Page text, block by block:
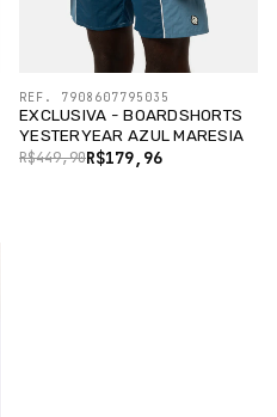
EXCLUSIVA - BOARDSHORTS
YESTERYEAR AZUL MARESIA
R$179,96
R$449,90
REF. 7908607795035